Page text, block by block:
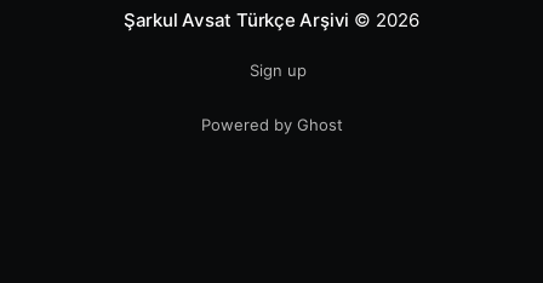
Şarkul Avsat Türkçe Arşivi © 2026
Sign up
Powered by Ghost